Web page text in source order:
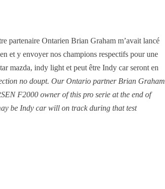
partenaire Ontarien Brian Graham m’avait lancé
et y envoyer nos champions respectifs pour une
mazda, indy light et peut être Indy car seront en
no doupt. Our Ontario partner Brian Graham
F2000 owner of this pro serie at the end of
be Indy car will on track during that test